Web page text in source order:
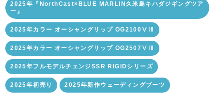
2025年『NorthCast×BLUE MARLIN久米島キハダジギングツア
ー』
2025年カラー オーシャングリップ OG2100ⅤⅢ
2025年カラー オーシャングリップ OG2507ⅤⅢ
2025年フルモデルチェンジSSR RIGIDシリーズ
2025年初売り 2025年新作ウェーディングブーツ